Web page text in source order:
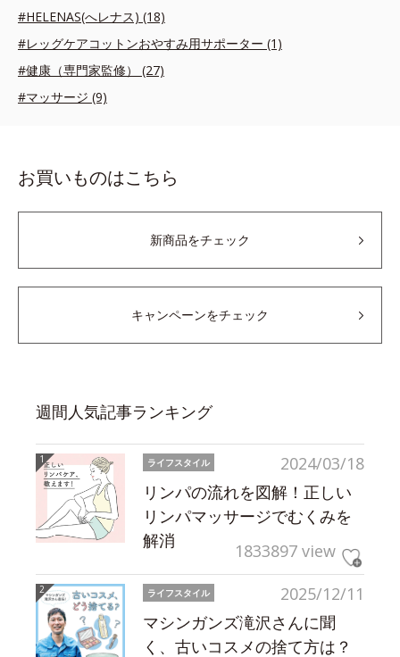
#HELENAS(へレナス) (18)
#レッグケアコットンおやすみ用サポーター (1)
#健康（専門家監修） (27)
#マッサージ (9)
お買いものはこちら
新商品をチェック
キャンペーンをチェック
週間人気記事ランキング
2024/03/18
ライフスタイル
リンパの流れを図解！正しい
リンパマッサージでむくみを
解消
1833897 view
2025/12/11
ライフスタイル
マシンガンズ滝沢さんに聞
く、古いコスメの捨て方は？